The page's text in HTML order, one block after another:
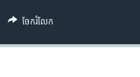
ចែករំលែក